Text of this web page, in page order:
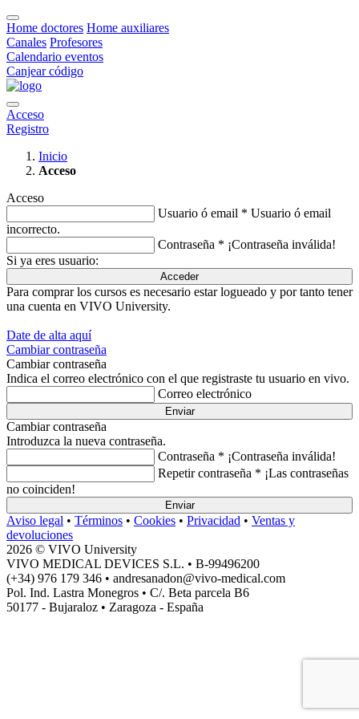
Home doctores Home auxiliares
Canales Profesores
Calendario eventos
Canjear código
Acceso
Registro
Inicio
Acceso
Acceso
Usuario ó email * Usuario ó email
incorrecto.
Contraseña * ¡Contraseña inválida!
Si ya eres usuario:
Acceder
Para comprar los cursos es necesario estar logueado y por tanto tener
una cuenta en VIVO University.
Date de alta aquí
Cambiar contraseña
Cambiar contraseña
Indica el correo electrónico con el que registraste tu usuario en vivo.
Correo electrónico
Enviar
Cambiar contraseña
Introduzca la nueva contraseña.
Contraseña * ¡Contraseña inválida!
Repetir contraseña * ¡Las contraseñas
no coinciden!
Enviar
Aviso legal • Términos • Cookies • Privacidad • Ventas y
devoluciones
2026 © VIVO University
VIVO MEDICAL DEVICES S.L. • B-99496200
(+34) 976 179 346 • andresanadon@vivo-medical.com
Pol. Ind. Lastra Monegros • C/. Beta parcela B6
50177 - Bujaraloz • Zaragoza - España